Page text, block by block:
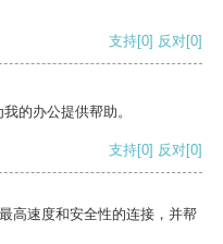
支持[0] 反对[0]
的办公提供帮助。
支持[0] 反对[0]
高速度和安全性的连接，并帮